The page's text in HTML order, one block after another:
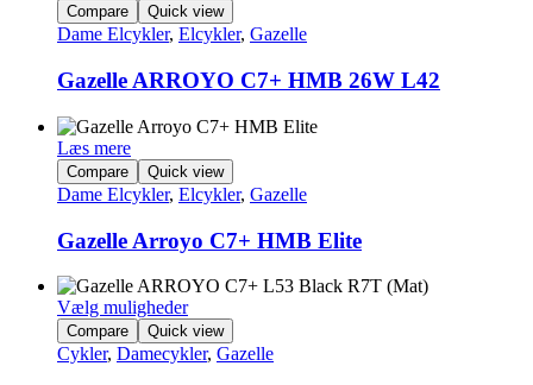
Compare Quick view
Dame Elcykler, Elcykler, Gazelle
Gazelle ARROYO C7+ HMB 26W L42
Læs mere
Compare Quick view
Dame Elcykler, Elcykler, Gazelle
Gazelle Arroyo C7+ HMB Elite
Vælg muligheder
Dette
vare
har
Compare Quick view
Cykler, Damecykler, Gazelle